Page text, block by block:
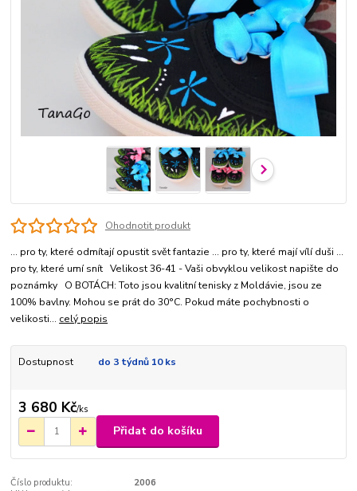
Ohodnotit produkt
... pro ty, které odmítají opustit svět fantazie ... pro ty, které mají vílí duši ...
pro ty, které umí snít Velikost 36-41 - Vaši obvyklou velikost napište do
poznámky O BOTÁCH: Toto jsou kvalitní tenisky z Moldávie, jsou ze
100% bavlny. Mohou se prát do 30°C. Pokud máte pochybnosti o
velikosti... celý popis
Dostupnost do 3 týdnů 10 ks
3 680 Kč/ks
Přidat do košíku
Číslo produktu:
2006